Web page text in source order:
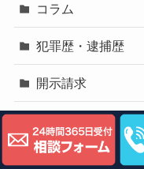
コラム
犯罪歴・逮捕歴
開示請求
風評被害・誹謗中傷
悪徳業者からの被害